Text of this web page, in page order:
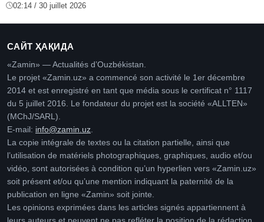
02:14 / 30 juillet 2026
САЙТ ҲАҚИДА
«Zamin» — Actualités d’Ouzbékistan.
Le projet «Zamin.uz» a commencé son activité le 1er décembre
2014 et est enregistré en tant que média sous le certificat n° 1117
du 5 juillet 2016. Le fondateur du projet est la société «ALLTEN»
(MChJ/SARL).
E-mail: info@zamin.uz
La copie intégrale de textes ou la citation partielle, ainsi que
l’utilisation de matériels photographiques, graphiques, audio et/ou
vidéo, sont autorisées à condition qu’un hyperlien vers «Zamin.uz»
soit présent et/ou qu’une mention indiquant la paternité de la
publication en ligne «Zamin» soit jointe.
Les opinions exprimées dans les articles signés appartiennent à
leurs auteurs et peuvent ne pas refléter la position de la rédaction.